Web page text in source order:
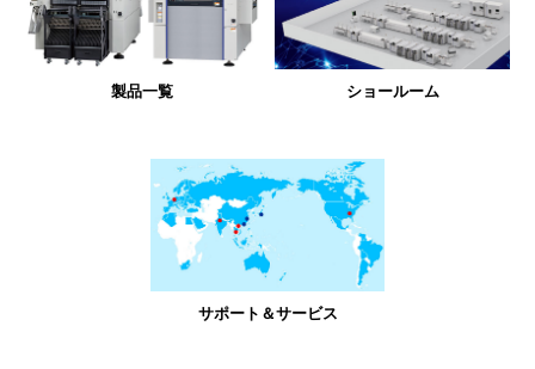
製品一覧 ショールーム
サポート＆サービス